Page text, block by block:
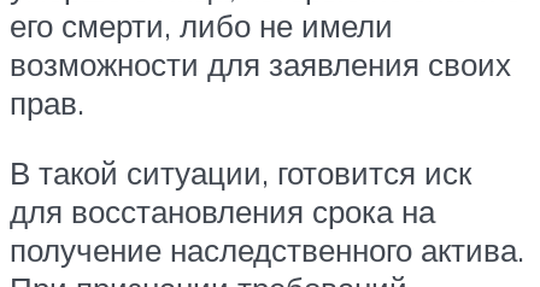
его смерти, либо не имели
возможности для заявления своих
прав.
В такой ситуации, готовится иск
для восстановления срока на
получение наследственного актива.